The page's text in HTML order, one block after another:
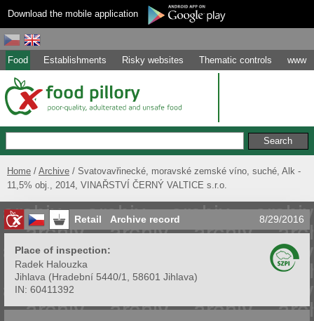
Download the mobile application
Food Establishments Risky websites Thematic controls www
Home Archive
Svatovavřinecké, moravské zemské víno, suché, Alk -
11,5% obj., 2014, VINAŘSTVÍ ČERNÝ VALTICE s.r.o.
Retail Archive record 8/29/2016
Place of inspection:
Radek Halouzka
Jihlava (Hradební 5440/1, 58601 Jihlava)
IN: 60411392